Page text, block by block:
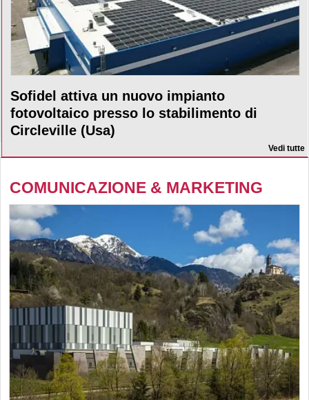
Sofidel attiva un nuovo impianto
fotovoltaico presso lo stabilimento di
Circleville (Usa)
Vedi tutte
COMUNICAZIONE & MARKETING